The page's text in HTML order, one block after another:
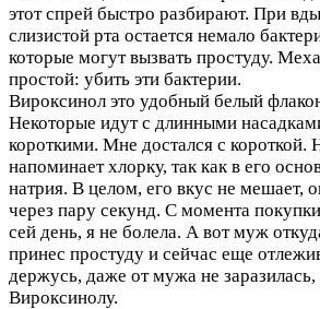
этот спрей быстро разбирают. При
слизистой рта остается немало
которые могут вызвать простуду.
простой: убить эти бактерии.
Вироксинол это удобный белый
Некоторые идут с длинными
короткими. Мне достался с короткой.
напоминает хлорку, так как в его
натрия. В целом, его вкус не мешает,
через пару секунд. С момента
сей день, я не болела. А вот муж
принес простуду и сейчас еще
держусь, даже от мужа не заразилась,
Вироксинолу.